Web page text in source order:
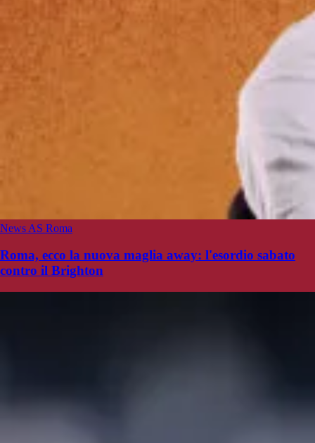
News AS Roma
Roma, ecco la nuova maglia away: l'esordio sabato
contro il Brighton